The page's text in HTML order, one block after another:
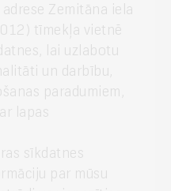
Zemitāna iela
tīmekļa vietnē
lai uzlabotu
un darbību,
paradumiem,
lapas
sīkdatnes
par mūsu